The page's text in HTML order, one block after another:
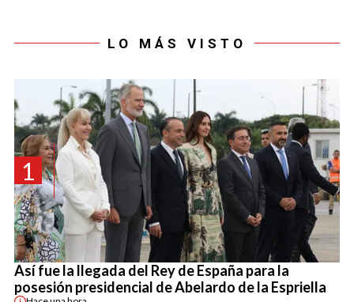
LO MÁS VISTO
1
Así fue la llegada del Rey de España para la
posesión presidencial de Abelardo de la Espriella